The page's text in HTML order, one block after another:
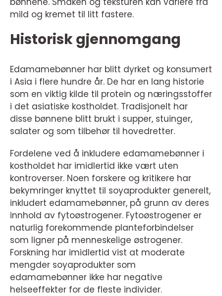
mild og kremet til litt fastere.
Historisk gjennomgang
Edamamebønner har blitt dyrket og konsumert
i Asia i flere hundre år. De har en lang historie
som en viktig kilde til protein og næringsstoffer
i det asiatiske kostholdet. Tradisjonelt har
disse bønnene blitt brukt i supper, stuinger,
salater og som tilbehør til hovedretter.
Fordelene ved å inkludere edamamebønner i
kostholdet har imidlertid ikke vært uten
kontroverser. Noen forskere og kritikere har
bekymringer knyttet til soyaprodukter generelt,
inkludert edamamebønner, på grunn av deres
innhold av fytoøstrogener. Fytoøstrogener er
naturlig forekommende planteforbindelser
som ligner på menneskelige østrogener.
Forskning har imidlertid vist at moderate
mengder soyaprodukter som
edamamebønner ikke har negative
helseeffekter for de fleste individer.